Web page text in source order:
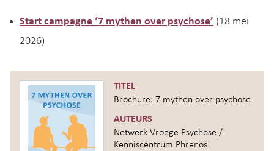
Start campagne ‘7 mythen over psychose’ (18 mei
2026)
TITEL
Brochure: 7 mythen over psychose
AUTEURS
Netwerk Vroege Psychose /
Kenniscentrum Phrenos